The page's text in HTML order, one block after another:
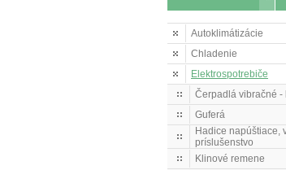
Autoklimátizácie
Chladenie
Elektrospotrebiče
Čerpadlá vibračné -
Guferá
Hadice napúštiace,
príslušenstvo
Klinové remene